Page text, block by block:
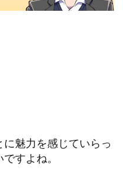
魅力を感じていらっ
すよね。